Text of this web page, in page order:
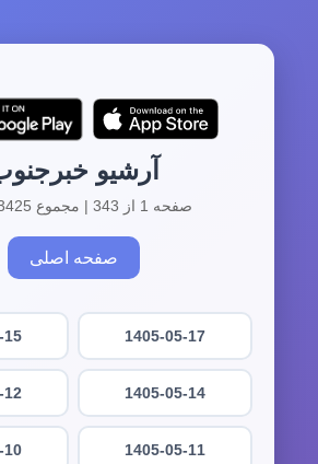
آرشیو
صفحه 1 از 343 | مجموع 3425 آرشیو
صفحه اصلی
1405-05-17
15
1405-05-14
12
1405-05-11
10